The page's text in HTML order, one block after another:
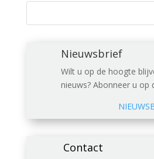
Nieuwsbrief
Wilt u op de hoogte
nieuws? Abonneer u op
Contact